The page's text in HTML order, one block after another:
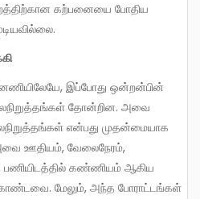
கற்பனையை போதிய
தோன்றின. அவை
என்பது முதன்மையாக
ஊதியம், வேலைநேரம்,
பணியிடத்தில் கண்ணியம் ஆகிய
மேலும், அந்த போராட்டங்கள்